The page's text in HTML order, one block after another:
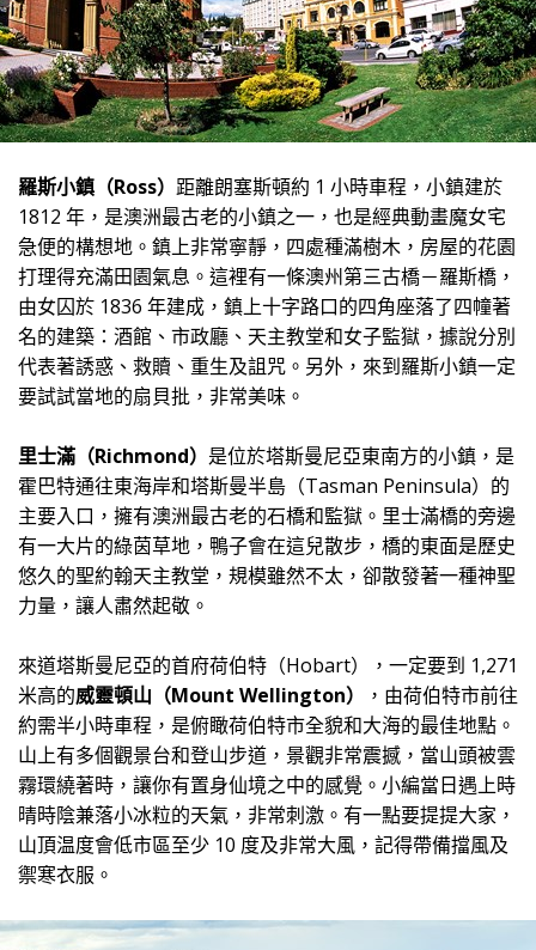
羅斯小鎮（Ross） 距離朗塞斯頓約 1 小時車程，小鎮建於
1812 年，是澳洲最古老的小鎮之一，也是經典動畫魔女宅
急便的構想地。鎮上非常寧靜，四處種滿樹木，房屋的花園
打理得充滿田園氣息。這裡有一條澳州第三古橋－羅斯橋，
由女囚於 1836 年建成，鎮上十字路口的四角座落了四幢著
名的建築：酒館、市政廳、天主教堂和女子監獄，據說分別
代表著誘惑、救贖、重生及詛咒。另外，來到羅斯小鎮一定
要試試當地的扇貝批，非常美味。
里士滿（Richmond） 是位於塔斯曼尼亞東南方的小鎮，是
霍巴特通往東海岸和塔斯曼半島（Tasman Peninsula）的
主要入口，擁有澳洲最古老的石橋和監獄。里士滿橋的旁邊
有一大片的綠茵草地，鴨子會在這兒散步，橋的東面是歷史
悠久的聖約翰天主教堂，規模雖然不太，卻散發著一種神聖
力量，讓人肅然起敬。
來道塔斯曼尼亞的首府荷伯特（Hobart），一定要到 1,271
米高的威靈頓山（Mount Wellington）
，由荷伯特市前往
約需半小時車程，是俯瞰荷伯特市全貌和大海的最佳地點。
山上有多個觀景台和登山步道，景觀非常震撼，當山頭被雲
霧環繞著時，讓你有置身仙境之中的感覺。小編當日遇上時
晴時陰兼落小冰粒的天氣，非常刺激。有一點要提提大家，
山頂温度會低市區至少 10 度及非常大風，記得帶備擋風及
禦寒衣服。